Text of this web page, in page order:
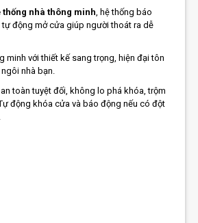
thống nhà thông minh, hệ thống báo
động mở cửa giúp người thoát ra dễ
minh với thiết kế sang trọng, hiện đại tôn
nhà bạn.
toàn tuyệt đối, không lo phá khóa, trộm
động khóa cửa và báo động nếu có đột